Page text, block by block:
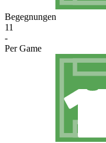
Begegnungen
11
-
Per Game